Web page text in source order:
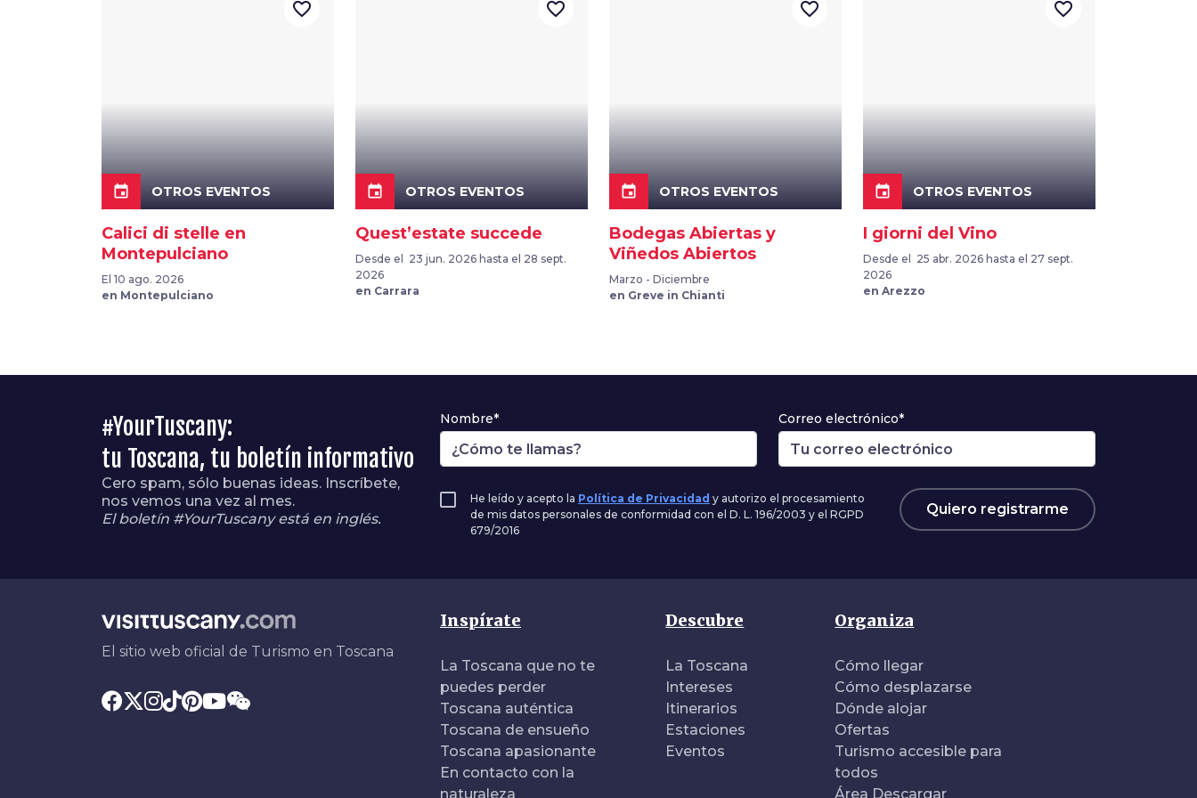
event OTROS EVENTOS
Calici di stelle en
Montepulciano
El 10 ago. 2026
en Montepulciano
favorite_border
event OTROS EVENTOS
Quest’estate succede
Desde el 23 jun. 2026 hasta el 28 sept.
2026
en Carrara
favorite_border
event OTROS EVENTOS
Bodegas Abiertas y
Viñedos Abiertos
Marzo - Diciembre
en Greve in Chianti
favorite_border
event OTROS EVENTOS
I giorni del Vino
Desde el 25 abr. 2026 hasta el 27 sept.
2026
en Arezzo
favorite_border
#YourTuscany:
tu Toscana, tu boletín informativo
Cero spam, sólo buenas ideas. Inscríbete,
nos vemos una vez al mes.
El boletín #YourTuscany está en inglés.
Nombre* Correo electrónico*
He leído y acepto la Política de Privacidad y autorizo el procesamiento
de mis datos personales de conformidad con el D. L. 196/2003 y el RGPD
679/2016
Quiero registrarme
El sitio web oficial de Turismo en Toscana
Inspírate
La Toscana que no te
puedes perder
Toscana auténtica
Toscana de ensueño
Toscana apasionante
En contacto con la
naturaleza
Descubre
La Toscana
Intereses
Itinerarios
Estaciones
Eventos
Organiza
Cómo llegar
Cómo desplazarse
Dónde alojar
Ofertas
Turismo accesible para
todos
Área Descargar